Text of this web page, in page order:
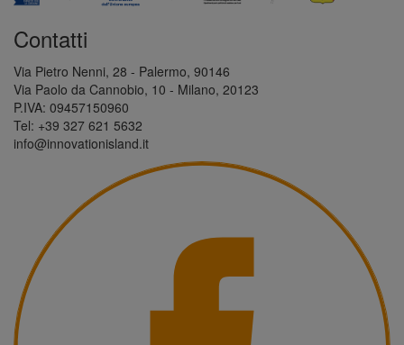
Contatti
Via Pietro Nenni, 28 - Palermo, 90146
Via Paolo da Cannobio, 10 - Milano, 20123
P.IVA: 09457150960
Tel: +39 327 621 5632
info@innovationisland.it